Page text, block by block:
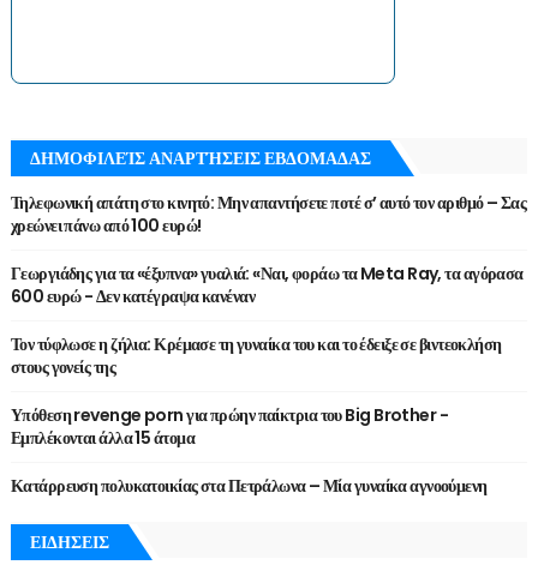
ΔΗΜΟΦΙΛΕΊΣ ΑΝΑΡΤΉΣΕΙΣ ΕΒΔΟΜΑΔΑΣ
Τηλεφωνική απάτη στο κινητό: Μην απαντήσετε ποτέ σ’ αυτό τον αριθμό – Σας
χρεώνει πάνω από 100 ευρώ!
Γεωργιάδης για τα «έξυπνα» γυαλιά: «Ναι, φοράω τα Meta Ray, τα αγόρασα
600 ευρώ - Δεν κατέγραψα κανέναν
Τον τύφλωσε η ζήλια: Κρέμασε τη γυναίκα του και το έδειξε σε βιντεοκλήση
στους γονείς της
Υπόθεση revenge porn για πρώην παίκτρια του Big Brother -
Εμπλέκονται άλλα 15 άτομα
Κατάρρευση πολυκατοικίας στα Πετράλωνα – Μία γυναίκα αγνοούμενη
ΕΙΔΗΣΕΙΣ